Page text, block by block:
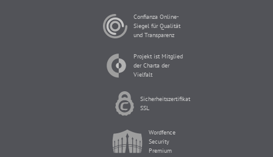
Confianza Online-
Siegel für Qualität
und Transparenz
Projekt ist Mitglied
der Charta der
Vielfalt
Sicherheitszertifikat
SSL
Wordfence
Security
Premium